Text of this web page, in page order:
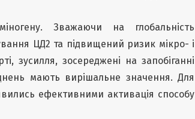
Зважаючи на глобальність
ЦД2 та підвищений ризик мікро- і
зусилля, зосереджені на запобіганні
мають вирішальне значення. Для
ефективними активація способу